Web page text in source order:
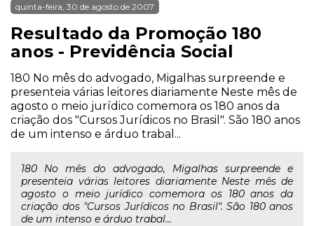
quinta-feira, 30 de agosto de 2007
Resultado da Promoção 180
anos - Previdência Social
180 No mês do advogado, Migalhas surpreende e
presenteia várias leitores diariamente Neste mês de
agosto o meio jurídico comemora os 180 anos da
criação dos "Cursos Jurídicos no Brasil". São 180 anos
de um intenso e árduo trabal...
180 No mês do advogado, Migalhas surpreende e
presenteia várias leitores diariamente Neste mês de
agosto o meio jurídico comemora os 180 anos da
criação dos "Cursos Jurídicos no Brasil". São 180 anos
de um intenso e árduo trabal...